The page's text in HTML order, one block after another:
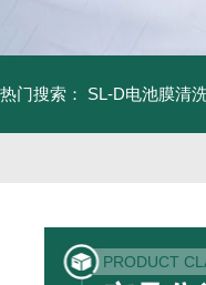
热门搜索： SL-D电池膜清
PRODUCT